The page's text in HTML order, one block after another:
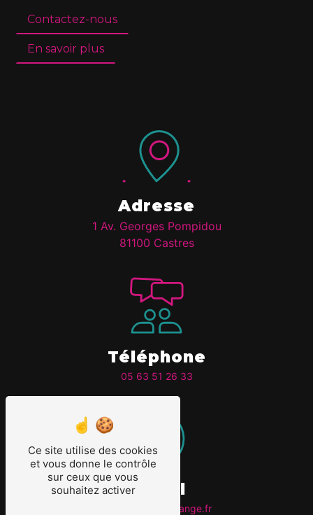
En savoir plus
Contactez-nous
Adresse
1 Av. Georges Pompidou
81100 Castres
Téléphone
05 63 51 26 33
E-mail
fleuretcetera@orange.fr
Ce site utilise des cookies
et vous donne le contrôle
sur ceux que vous
souhaitez activer